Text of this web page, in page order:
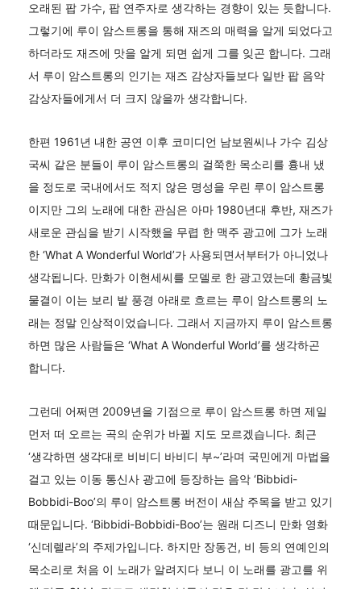
오래된 팝 가수, 팝 연주자로 생각하는 경향이 있는 듯합니다.
그렇기에 루이 암스트롱을 통해 재즈의 매력을 알게 되었다고
하더라도 재즈에 맛을 알게 되면 쉽게 그를 잊곤 합니다. 그래
서 루이 암스트롱의 인기는 재즈 감상자들보다 일반 팝 음악
감상자들에게서 더 크지 않을까 생각합니다.
한편 1961년 내한 공연 이후 코미디언 남보원씨나 가수 김상
국씨 같은 분들이 루이 암스트롱의 걸쭉한 목소리를 흉내 냈
을 정도로 국내에서도 적지 않은 명성을 우린 루이 암스트롱
이지만 그의 노래에 대한 관심은 아마 1980년대 후반, 재즈가
새로운 관심을 받기 시작했을 무렵 한 맥주 광고에 그가 노래
한 ‘What A Wonderful World’가 사용되면서부터가 아니었나
생각됩니다. 만화가 이현세씨를 모델로 한 광고였는데 황금빛
물결이 이는 보리 밭 풍경 아래로 흐르는 루이 암스트롱의 노
래는 정말 인상적이었습니다. 그래서 지금까지 루이 암스트롱
하면 많은 사람들은 ‘What A Wonderful World’를 생각하곤
합니다.
그런데 어쩌면 2009년을 기점으로 루이 암스트롱 하면 제일
먼저 떠 오르는 곡의 순위가 바뀔 지도 모르겠습니다. 최근
‘생각하면 생각대로 비비디 바비디 부~’라며 국민에게 마법을
걸고 있는 이동 통신사 광고에 등장하는 음악 ‘Bibbidi-
Bobbidi-Boo’의 루이 암스트롱 버전이 새삼 주목을 받고 있기
때문입니다. ‘Bibbidi-Bobbidi-Boo’는 원래 디즈니 만화 영화
‘신데렐라’의 주제가입니다. 하지만 장동건, 비 등의 연예인의
목소리로 처음 이 노래가 알려지다 보니 이 노래를 광고를 위